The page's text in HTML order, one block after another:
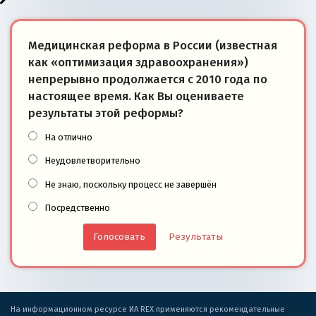
Медицинская реформа в России (известная
как «оптимизация здравоохранения»)
непрерывно продолжается с 2010 года по
настоящее время. Как Вы оцениваете
результаты этой реформы?
На отлично
Неудовлетворительно
Не знаю, поскольку процесс не завершён
Посредственно
Результаты
На информационном ресурсе ИА REX применяются рекомендательные